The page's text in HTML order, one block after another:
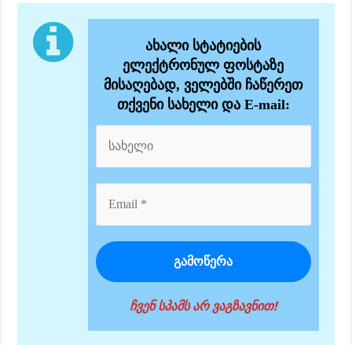
ახალი სტატიების
ელექტრონულ ფოსტაზე
მისაღებად, ველებში ჩაწერეთ
თქვენი სახელი და E-mail:
ჩვენ სპამს არ ვაგზავნით!